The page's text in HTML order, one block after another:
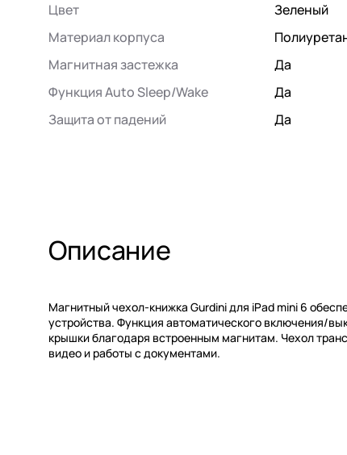
Цвет
Зеленый
Материал корпуса
Магнитная застежка
Да
Функция Auto Sleep/Wake
Да
Защита от падений
Да
Описание
Магнитный чехол-книжка Gurdini для iPad mini 6
устройства. Функция автоматического включения/
крышки благодаря встроенным магнитам. Чехол
видео и работы с документами.